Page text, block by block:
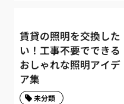
賃貸の照明を交換した
い！工事不要でできる
おしゃれな照明アイデ
ア集
未分類